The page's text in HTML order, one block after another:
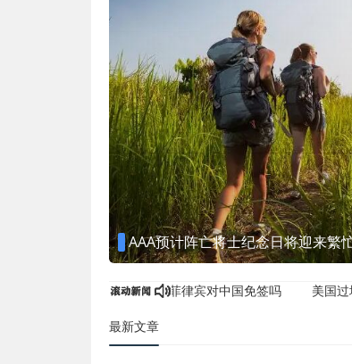
AAA预计阵亡将士纪念日将迎来繁
签证办理流程+材料 菲律宾对中国免签吗 美国过境签证
最新文章